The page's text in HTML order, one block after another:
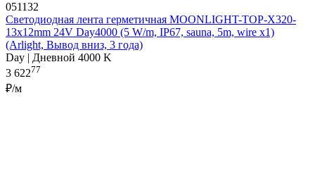
051132
Светодиодная лента герметичная MOONLIGHT-TOP-X320-
13x12mm 24V Day4000 (5 W/m, IP67, sauna, 5m, wire x1)
(Arlight, Вывод вниз, 3 года)
Day | Дневной 4000 K
3 62277
₽/м